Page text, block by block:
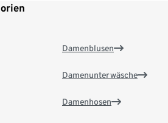
Damenblusen
Damenunterwäsche
Damenhosen